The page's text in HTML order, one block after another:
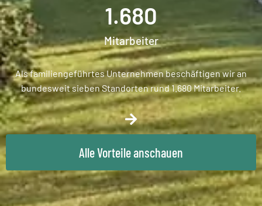
Mitarbeiter
1.680
Als familiengeführtes Unternehmen beschäftigen wir an
bundesweit sieben Standorten rund 1.680 Mitarbeiter.
Alle Vorteile anschauen